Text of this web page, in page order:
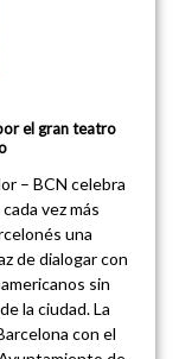
el gran teatro
– BCN celebra
vez más
una
de dialogar con
sin
la ciudad. La
con el